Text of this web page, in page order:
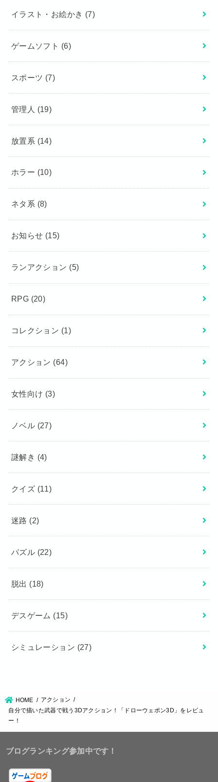
イラスト・お絵かき (7)
ゲームソフト (6)
スポーツ (7)
管理人 (19)
放置系 (14)
ホラー (10)
ネタ系 (8)
お知らせ (15)
ランアクション (5)
RPG (20)
コレクション (1)
アクション (64)
女性向け (3)
ノベル (27)
謎解き (4)
クイズ (11)
迷路 (2)
パズル (22)
脱出 (18)
デスゲーム (15)
シミュレーション (27)
HOME
アクション
自分で描いた武器で戦う3Dアクション！「ドローウェポン3D」をレビュ
ー！
ブログランキング参加中です！